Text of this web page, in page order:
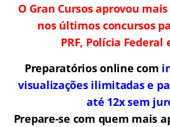
O Gran Cursos aprovou
nos últimos concursos
PRF, Polícia Federal
Preparatórios online com
visualizações ilimitadas e
até 12x sem
Prepare-se com quem mais